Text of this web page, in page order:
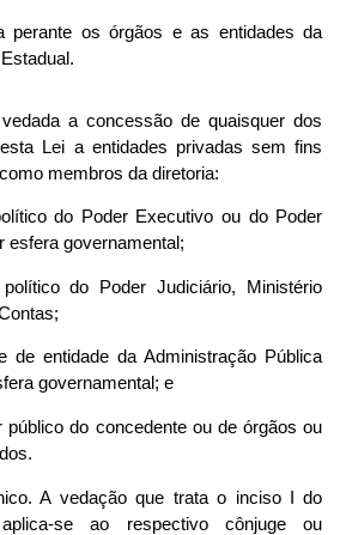
perante os órgãos e as entidades da
a concessão de quaisquer dos
Lei a entidades privadas sem fins
membros da diretoria:
do Poder Executivo ou do Poder
esfera governamental;
do Poder Judiciário, Ministério
de entidade da Administração Pública
governamental; e
público do concedente ou de órgãos ou
A vedação que trata o inciso I do
se ao respectivo cônjuge ou